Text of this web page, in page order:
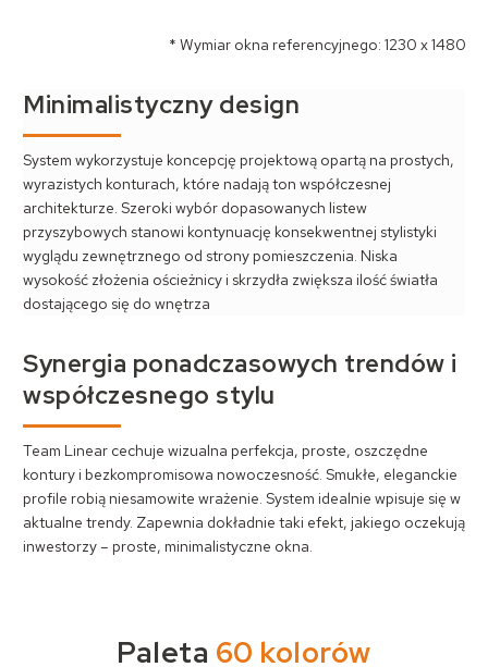
* Wymiar okna referencyjnego: 1230 x 1480
Minimalistyczny design
System wykorzystuje koncepcję projektową opartą na prostych,
wyrazistych konturach, które nadają ton współczesnej
architekturze. Szeroki wybór dopasowanych listew
przyszybowych stanowi kontynuację konsekwentnej stylistyki
wyglądu zewnętrznego od strony pomieszczenia. Niska
wysokość złożenia ościeżnicy i skrzydła zwiększa ilość światła
dostającego się do wnętrza
Synergia ponadczasowych trendów i
współczesnego stylu
Team Linear cechuje wizualna perfekcja, proste, oszczędne
kontury i bezkompromisowa nowoczesność. Smukłe, eleganckie
profile robią niesamowite wrażenie. System idealnie wpisuje się w
aktualne trendy. Zapewnia dokładnie taki efekt, jakiego oczekują
inwestorzy – proste, minimalistyczne okna.
Paleta 60 kolorów